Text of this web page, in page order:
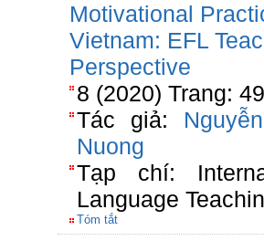
Motivational
Vietnam: EFL
Perspective
8 (2020) Trang:
Tác giả:
Nuong
Tạp chí:
Language
Tóm tắt